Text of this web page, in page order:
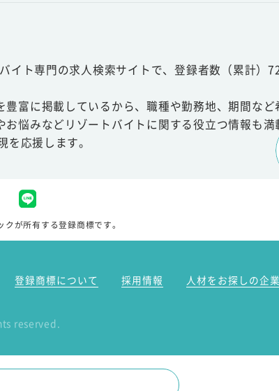
イト専門の求人検索サイトで、登録者数（累計）
富に掲載しているから、職種や勤務地、期間など
悩みなどリゾートバイトに関する役立つ情報も満
応援します。
が所有する登録商標です。
登録商標について 採用情報
人材をお探しの企
reserved.